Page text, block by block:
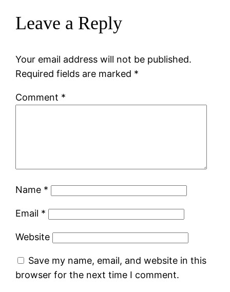
Leave a Reply
Your email address will not be published.
Required fields are marked *
Comment *
Name *
Email *
Website
Save my name, email, and website in this
browser for the next time I comment.